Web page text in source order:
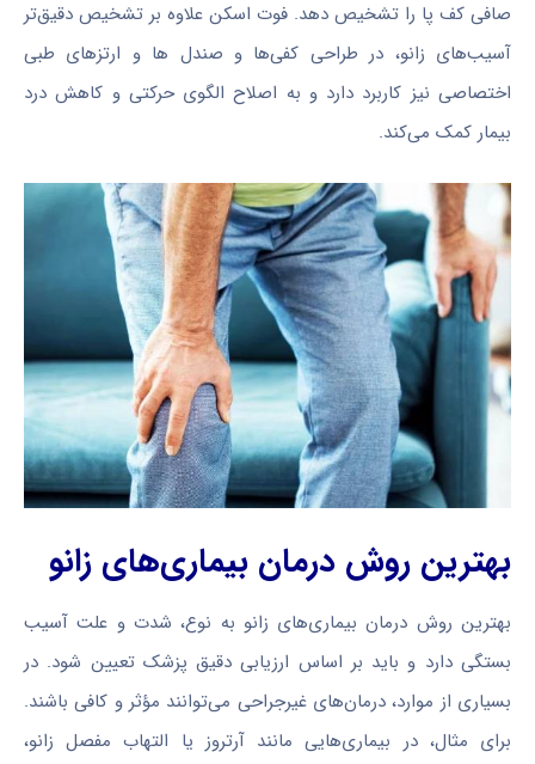
صافی کف پا را تشخیص دهد. فوت اسکن علاوه بر تشخیص دقیق‌تر
آسیب‌های زانو، در طراحی کفی‌ها و صندل ها و ارتزهای طبی
اختصاصی نیز کاربرد دارد و به اصلاح الگوی حرکتی و کاهش درد
بیمار کمک می‌کند.
بهترین روش درمان بیماری‌های زانو
بهترین روش درمان بیماری‌های زانو به نوع، شدت و علت آسیب
بستگی دارد و باید بر اساس ارزیابی دقیق پزشک تعیین شود. در
بسیاری از موارد، درمان‌های غیرجراحی می‌توانند مؤثر و کافی باشند.
برای مثال، در بیماری‌هایی مانند آرتروز یا التهاب مفصل زانو،